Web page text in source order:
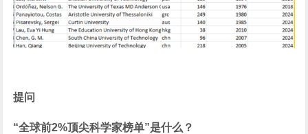
提问
“全球前2%顶尖科学家榜单”是什么？